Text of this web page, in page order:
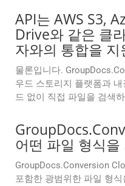
API는 AWS S3,
Drive와 같은 클
자와의 통합을 지
물론입니다.
우드 스토리지 플랫폼과
드 없이 직접 파일을 검색
어떤 파일 형식
GroupDocs.Conversion
포함한 광범위한 파일 형